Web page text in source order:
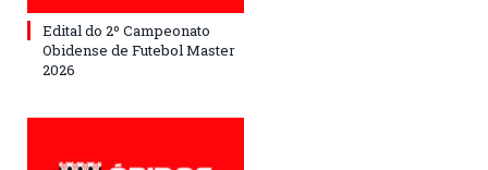
Edital do 2º Campeonato
Obidense de Futebol Master
2026